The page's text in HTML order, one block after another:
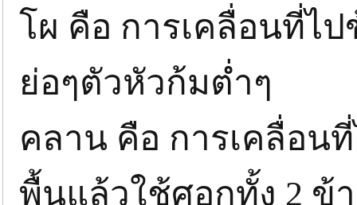
โผ คือ การเคลื่อนที่ไ
ย่อๆตัวหัวก้มต่ำๆ
คลาน คือ การเคลื่อน
พื้นแล้วใช้ศอกทั้ง 2 ข้